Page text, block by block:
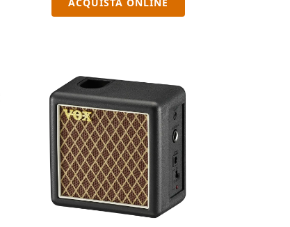
canale, controlli di Gain, Tone e
aux in. È pensato per il bassista
pop, rock o jazz.